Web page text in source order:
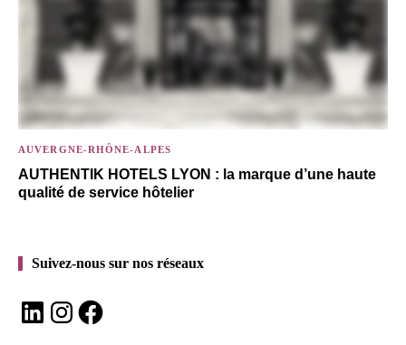
AUVERGNE-RHÔNE-ALPES
AUTHENTIK HOTELS LYON : la marque d’une haute
qualité de service hôtelier
Suivez-nous sur nos réseaux
LinkedInInstagramFacebook